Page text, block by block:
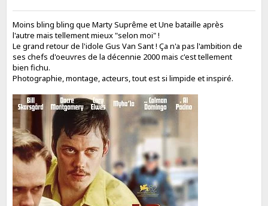
Moins bling bling que Marty Suprême et Une bataille après
l'autre mais tellement mieux "selon moi" !
Le grand retour de l'idole Gus Van Sant ! Ça n'a pas l'ambition de
ses chefs d'oeuvres de la décennie 2000 mais c'est tellement
bien fichu.
Photographie, montage, acteurs, tout est si limpide et inspiré.